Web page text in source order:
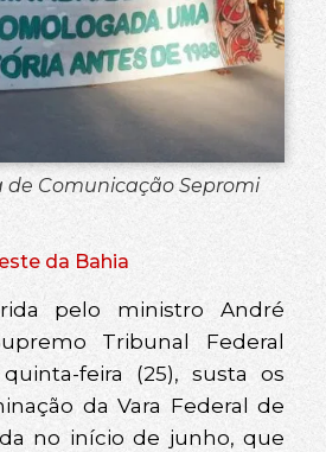
de Comunicação Sepromi
da Bahia
pelo ministro André
Tribunal Federal
feira (25), susta os
da Vara Federal de
no início de junho, que